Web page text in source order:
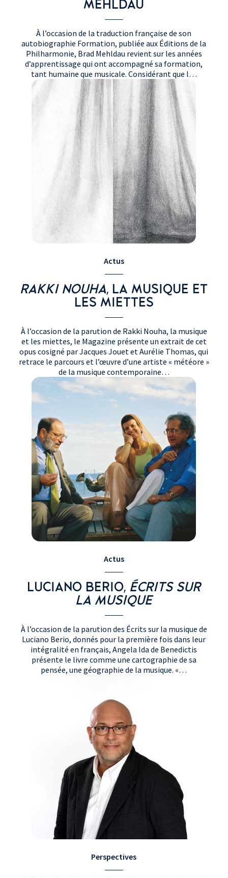
MEHLDAU
À l’occasion de la traduction française de son
autobiographie Formation, publiée aux Éditions de la
Philharmonie, Brad Mehldau revient sur les années
d’apprentissage qui ont accompagné sa formation,
tant humaine que musicale. Considérant que l…
Actus
RAKKI NOUHA, LA MUSIQUE ET
LES MIETTES
À l’occasion de la parution de Rakki Nouha, la musique
et les miettes, le Magazine présente un extrait de cet
opus cosigné par Jacques Jouet et Aurélie Thomas, qui
retrace le parcours et l’œuvre d’une artiste « météore »
de la musique contemporaine…
Actus
LUCIANO BERIO, ÉCRITS SUR
LA MUSIQUE
À l’occasion de la parution des Écrits sur la musique de
Luciano Berio, donnés pour la première fois dans leur
intégralité en français, Angela Ida de Benedictis
présente le livre comme une cartographie de sa
pensée, une géographie de la musique. «…
Perspectives